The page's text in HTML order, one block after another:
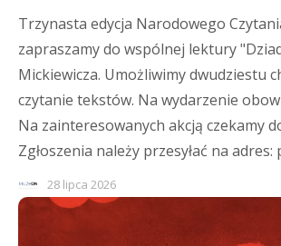
Trzynasta edycja Narodowego Czytania. W tym
zapraszamy do wspólnej lektury
Mickiewicza. Umożliwimy dwudziestu
czytanie tekstów. Na wydarzenie obowiązują zapisy.
Na zainteresowanych akcją czekamy
Zgłoszenia należy przesyłać na adres:
28 lipca 2026